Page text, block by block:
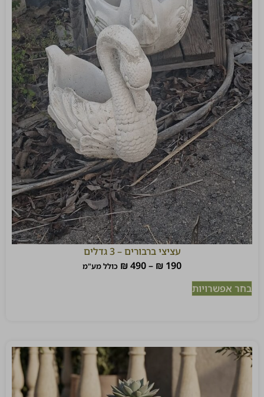
עציצי ברבורים – 3 גדלים
₪ 190
–
₪490 כולל מע"מ
בחר אפשרויות